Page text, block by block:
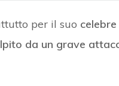
per il suo
da un grave